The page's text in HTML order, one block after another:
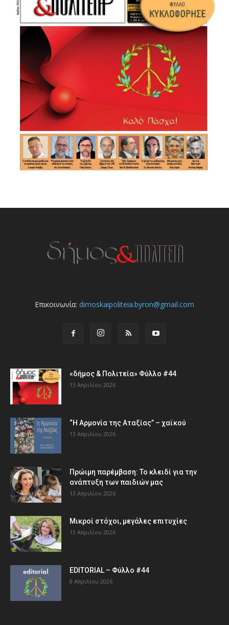
Επικοινωνία: dimoskaipoliteia.byron@gmail.com
«δήμος & Πολιτεία» Φύλλο #44
13 Απριλίου 2026
“Η Αρμονία της Αταξίας” – χαϊκού
13 Απριλίου 2026
Πρώιμη παρέμβαση: Το κλειδί για την
ανάπτυξη των παιδιών µας
13 Απριλίου 2026
Μικροί στόχοι, μεγάλες επιτυχίες
13 Απριλίου 2026
EDITORIAL – Φύλλο #44
8 Απριλίου 2026